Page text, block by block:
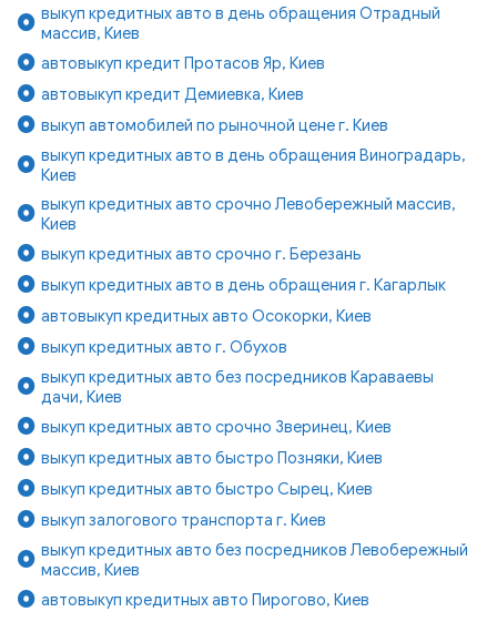
выкуп кредитных авто в день обращения Отрадный
массив, Киев
автовыкуп кредит Протасов Яр, Киев
автовыкуп кредит Демиевка, Киев
выкуп автомобилей по рыночной цене г. Киев
выкуп кредитных авто в день обращения Виноградарь,
Киев
выкуп кредитных авто срочно Левобережный массив,
Киев
выкуп кредитных авто срочно г. Березань
выкуп кредитных авто в день обращения г. Кагарлык
автовыкуп кредитных авто Осокорки, Киев
выкуп кредитных авто г. Обухов
выкуп кредитных авто без посредников Караваевы
дачи, Киев
выкуп кредитных авто срочно Зверинец, Киев
выкуп кредитных авто быстро Позняки, Киев
выкуп кредитных авто быстро Сырец, Киев
выкуп залогового транспорта г. Киев
выкуп кредитных авто без посредников Левобережный
массив, Киев
автовыкуп кредитных авто Пирогово, Киев